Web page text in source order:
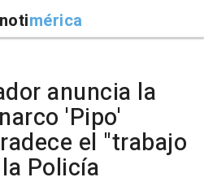
notimérica
anuncia la
'Pipo'
el "trabajo
Policía